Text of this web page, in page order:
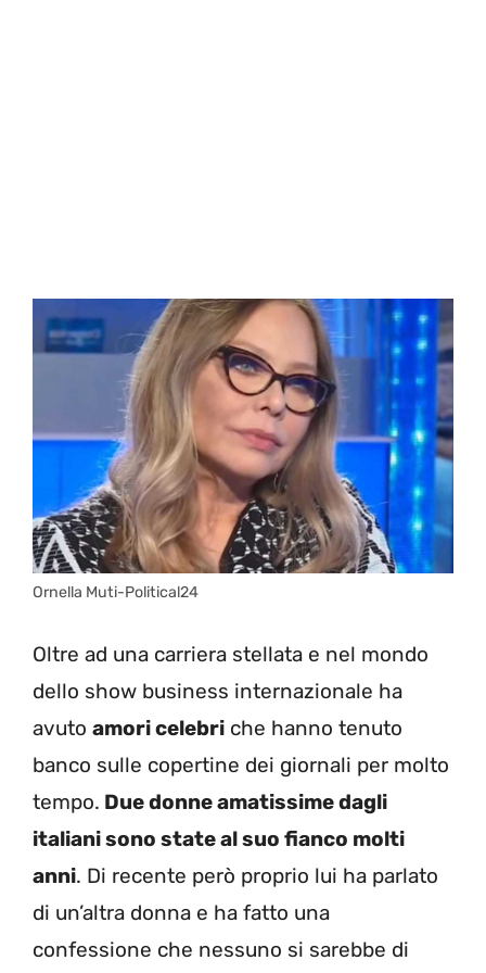
Ornella Muti-Political24
Oltre ad una carriera stellata e nel mondo
dello show business internazionale ha
avuto amori celebri che hanno tenuto
banco sulle copertine dei giornali per molto
tempo. Due donne amatissime dagli
italiani sono state al suo fianco molti
anni. Di recente però proprio lui ha parlato
di un’altra donna e ha fatto una
confessione che nessuno si sarebbe di